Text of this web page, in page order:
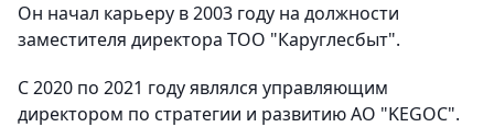
Он начал карьеру в 2003 году на должности
заместителя директора ТОО "Каруглесбыт".
С 2020 по 2021 году являлся управляющим
директором по стратегии и развитию АО "KEGOC".